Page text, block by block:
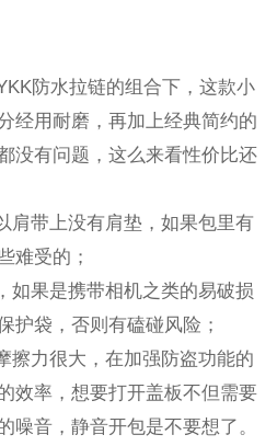
防水拉链的组合下，这款小
经用耐磨，再加上经典简约的
没有问题，这么来看性价比还
肩带上没有肩垫，如果包里有
难受的；
如果是携带相机之类的易破损
护袋，否则有磕碰风险；
擦力很大，在加强防盗功能的
效率，想要打开盖板不但需要
噪音，静音开包是不要想了。